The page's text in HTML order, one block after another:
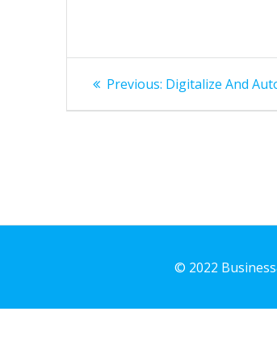
Navegación
de
Previous: Previous
Digitalize And
© 2022